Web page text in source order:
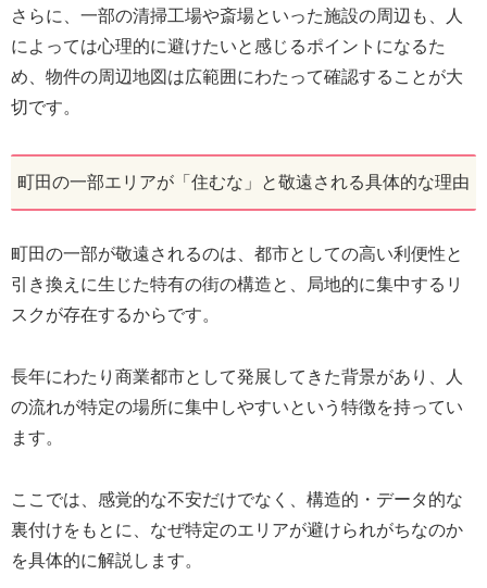
さらに、一部の清掃工場や斎場といった施設の周辺も、人
によっては心理的に避けたいと感じるポイントになるた
め、物件の周辺地図は広範囲にわたって確認することが大
切です。
町田の一部エリアが「住むな」と敬遠される具体的な理由
町田の一部が敬遠されるのは、都市としての高い利便性と
引き換えに生じた特有の街の構造と、局地的に集中するリ
スクが存在するからです。
長年にわたり商業都市として発展してきた背景があり、人
の流れが特定の場所に集中しやすいという特徴を持ってい
ます。
ここでは、感覚的な不安だけでなく、構造的・データ的な
裏付けをもとに、なぜ特定のエリアが避けられがちなのか
を具体的に解説します。